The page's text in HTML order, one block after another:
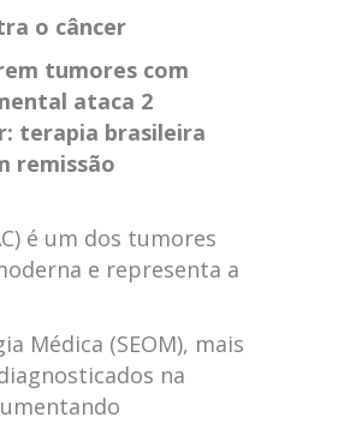
o câncer
tumores com
ataca 2
terapia brasileira
remissão
é um dos tumores
e representa a
Médica (SEOM), mais
na